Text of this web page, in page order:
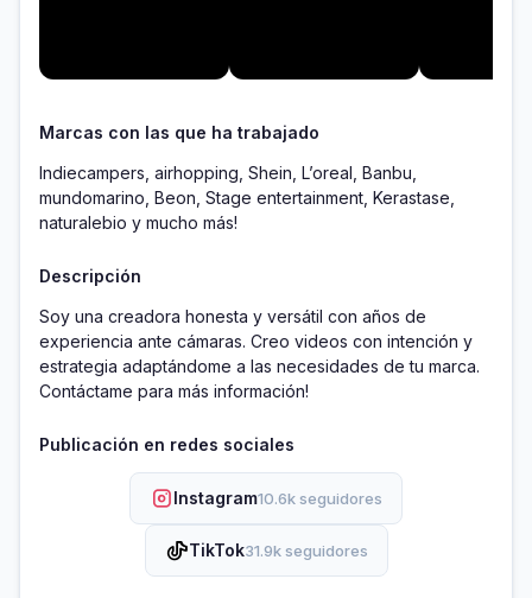
Marcas con las que ha trabajado
Indiecampers, airhopping, Shein, L’oreal, Banbu,
mundomarino, Beon, Stage entertainment, Kerastase,
naturalebio y mucho más!
Descripción
Soy una creadora honesta y versátil con años de
experiencia ante cámaras. Creo videos con intención y
estrategia adaptándome a las necesidades de tu marca.
Contáctame para más información!
Publicación en redes sociales
Instagram10.6k seguidores
TikTok31.9k seguidores